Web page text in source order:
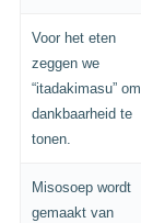
Voor het eten
zeggen we
“itadakimasu” om
dankbaarheid te
tonen.
Misosoep wordt
gemaakt van